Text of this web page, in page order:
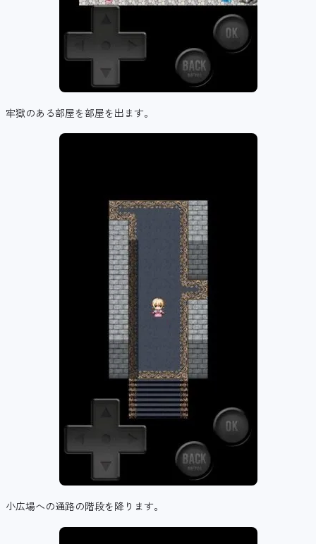
牢獄のある部屋を部屋を出ます。
小広場への通路の階段を降ります。